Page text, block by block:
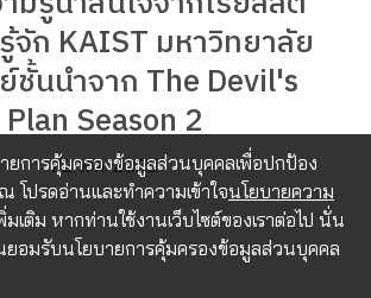
จัก KAIST มหาวิทยาลัย
ชั้นนำจาก The Devil's
Plan Season 2
22 พ.ค. 2025
ยการคุ้มครองข้อมูลส่วนบุคคลเพื่อปกป้อง
ปรดอ่านและทำความเข้าใจนโยบายความ
มเติม หากท่านใช้งานเว็บไซต์ของเราต่อไป นั่น
ยอมรับนโยบายการคุ้มครองข้อมูลส่วนบุคคล